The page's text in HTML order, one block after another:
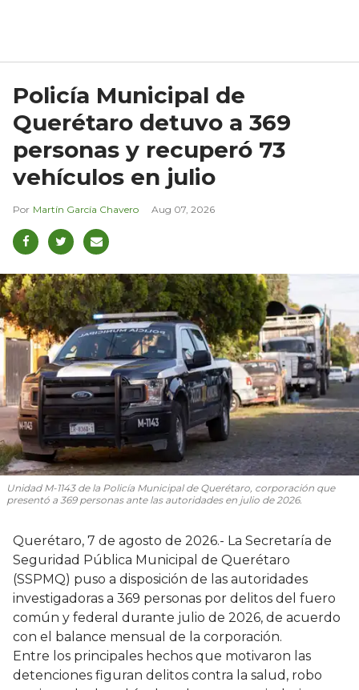
Policía Municipal de
Querétaro detuvo a 369
personas y recuperó 73
vehículos en julio
Martín García Chavero Aug 07, 2026
Unidad M-1143 de la Policía Municipal de Querétaro, corporación que
presentó a 369 personas ante las autoridades en julio de 2026.
Querétaro, 7 de agosto de 2026.- La Secretaría de
Seguridad Pública Municipal de Querétaro
(SSPMQ) puso a disposición de las autoridades
investigadoras a 369 personas por delitos del fuero
común y federal durante julio de 2026, de acuerdo
con el balance mensual de la corporación.
Entre los principales hechos que motivaron las
detenciones figuran delitos contra la salud, robo